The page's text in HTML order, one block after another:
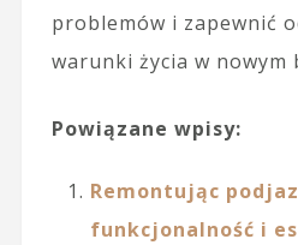
problemów i zapewnić
warunki życia w nowym
Powiązane wpisy:
Remontując
funkcjonalność i